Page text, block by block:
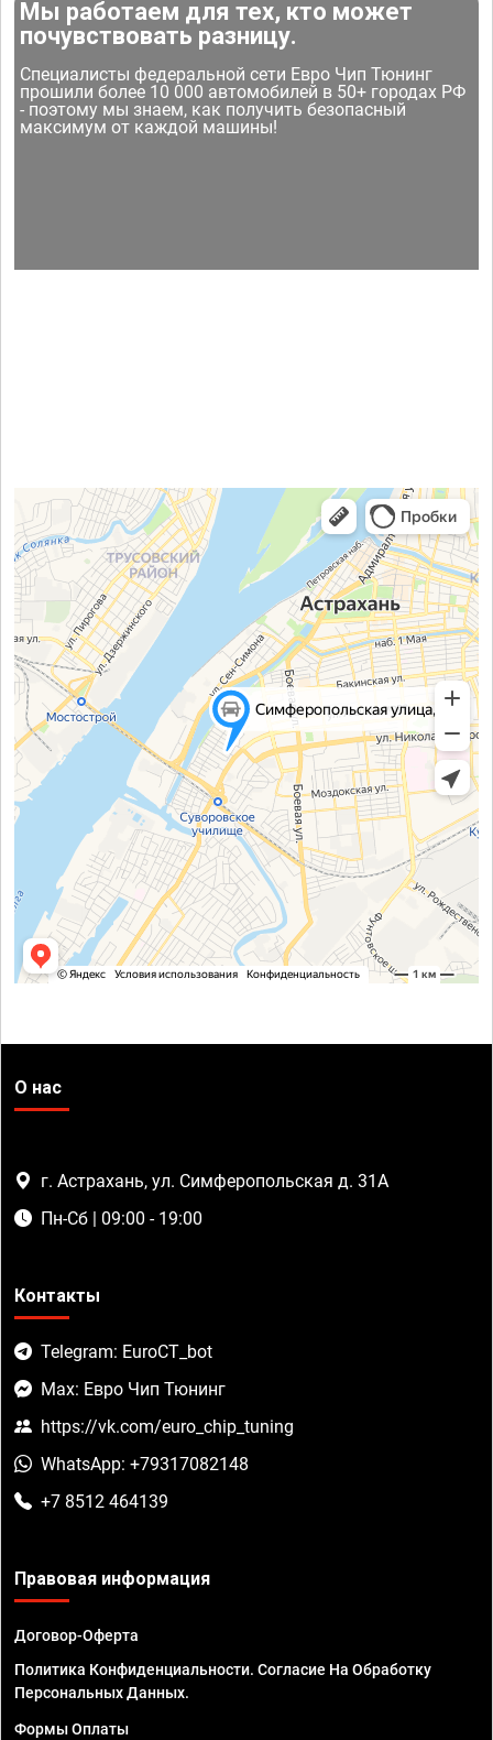
Мы работаем для тех, кто может
почувствовать разницу.
Специалисты федеральной сети Евро Чип Тюнинг
прошили более 10 000 автомобилей в 50+ городах РФ
- поэтому мы знаем, как получить безопасный
максимум от каждой машины!
О нас
г. Астрахань, ул. Симферопольская д. 31А
Пн-Сб | 09:00 - 19:00
Контакты
Telegram: EuroCT_bot
Max: Евро Чип Тюнинг
https://vk.com/euro_chip_tuning
WhatsApp: +79317082148
+7 8512 464139
Правовая информация
Договор-Оферта
Политика Конфиденциальности. Согласие На Обработку
Персональных Данных.
Формы Оплаты